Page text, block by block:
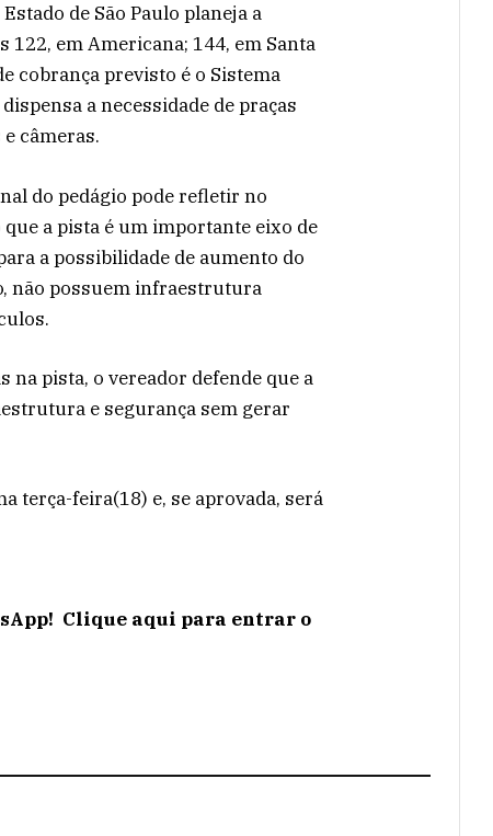
de São Paulo planeja a
122, em Americana; 144, em Santa
cobrança previsto é o Sistema
a necessidade de praças
câmeras.
do pedágio pode refletir no
a pista é um importante eixo de
a possibilidade de aumento do
não possuem infraestrutura
na pista, o vereador defende que a
e segurança sem gerar
terça-feira(18) e, se aprovada, será
Clique aqui para entrar o